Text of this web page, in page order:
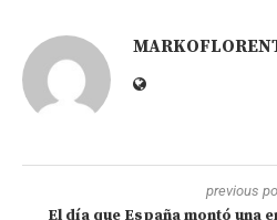
previous
El día que España montó